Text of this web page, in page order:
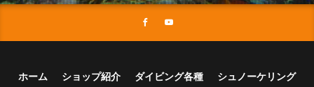
ホーム ショップ紹介 ダイビング各種
シュノーケリング